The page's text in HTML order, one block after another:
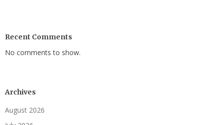
Recent Comments
No comments to show.
Archives
August 2026